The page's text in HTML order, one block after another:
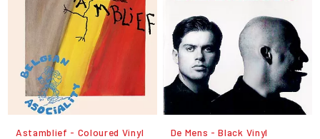
Astamblief - Coloured Vinyl De Mens - Black Vinyl